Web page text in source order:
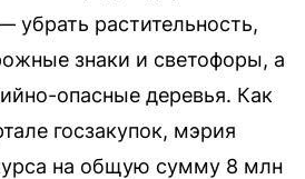
убрать растительность,
знаки и светофоры, а
опасные деревья. Как
госзакупок, мэрия
на общую сумму 8 млн